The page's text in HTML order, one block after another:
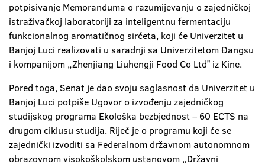
potpisivanje Memoranduma o razumijevanju o zajedničkoj
istraživačkoj laboratoriji za inteligentnu fermentaciju
funkcionalnog aromatičnog sirćeta, koji će Univerzitet u
Banjoj Luci realizovati u saradnji sa Univerzitetom Đangsu
i kompanijom „Zhenjiang Liuhengji Food Co Ltdˮ iz Kine.
Pored toga, Senat je dao svoju saglasnost da Univerzitet u
Banjoj Luci potpiše Ugovor o izvođenju zajedničkog
studijskog programa Ekološka bezbjednost – 60 ECTS na
drugom ciklusu studija. Riječ je o programu koji će se
zajednički izvoditi sa Federalnom državnom autonomnom
obrazovnom visokoškolskom ustanovom „Državni